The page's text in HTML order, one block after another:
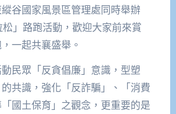
谷國家風景區管理處同時舉辦
松」路跑活動，歡迎大家前來賞
一起共襄盛舉。
民眾「反貪倡廉」意識，型塑
的共識，強化「反詐騙」、「消費
國土保育」之觀念，更重要的是